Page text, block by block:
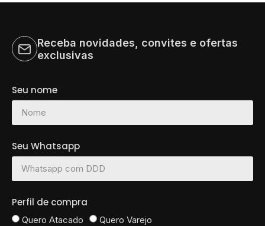
Receba novidades, convites e ofertas
exclusivas
Seu nome
Seu Whatsapp
Perfil de compra
Quero Atacado Quero Varejo